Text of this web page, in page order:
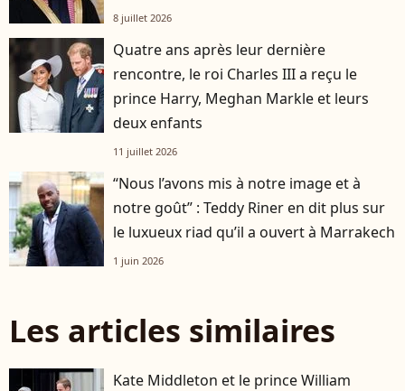
8 juillet 2026
Quatre ans après leur dernière
rencontre, le roi Charles III a reçu le
prince Harry, Meghan Markle et leurs
deux enfants
11 juillet 2026
“Nous l’avons mis à notre image et à
notre goût” : Teddy Riner en dit plus sur
le luxueux riad qu’il a ouvert à Marrakech
1 juin 2026
Les articles similaires
Kate Middleton et le prince William